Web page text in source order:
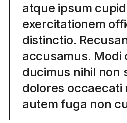
atque ipsum
exercitationem
distinctio.
accusamus.
ducimus nihil non
dolores occaecati
autem fuga non